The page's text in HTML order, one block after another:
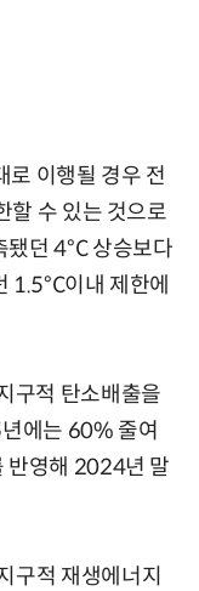
로 이행될 경우 전
할 수 있는 것으로
던 4°C 상승보다
1.5°C이내 제한에
구적 탄소배출을
에는 60% 줄여
반영해 2024년 말
구적 재생에너지